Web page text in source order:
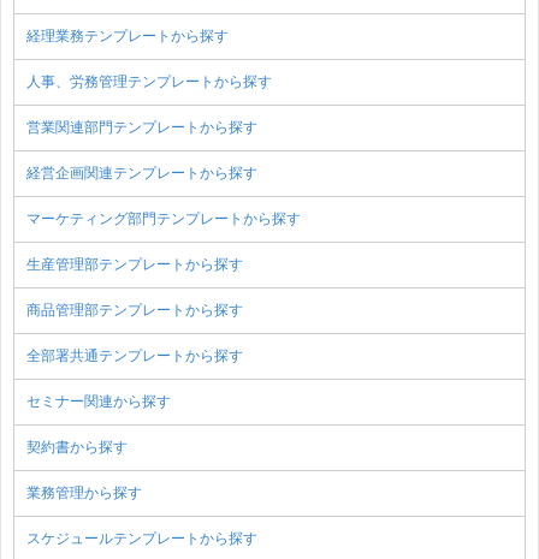
経理業務テンプレートから探す
人事、労務管理テンプレートから探す
営業関連部門テンプレートから探す
経営企画関連テンプレートから探す
マーケティング部門テンプレートから探す
生産管理部テンプレートから探す
商品管理部テンプレートから探す
全部署共通テンプレートから探す
セミナー関連から探す
契約書から探す
業務管理から探す
スケジュールテンプレートから探す